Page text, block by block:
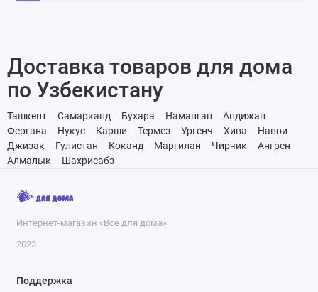
Доставка товаров для дома
по Узбекистану
Ташкент Самарканд Бухара Наманган
Андижан
Фергана
Нукус Карши Термез Ургенч Хива
Навои
Джизак
Гулистан Коканд Маргилан Чирчик
Ангрен
Алмалык
Шахрисабз
Интернет-магазин «Всё для дома»
2023
Поддержка